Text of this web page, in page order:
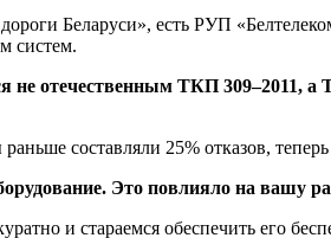
Беларуси», есть РУП
систем.
отечественным ТКП 309–2011,
составляли 25% отказов,
Это повлияло на вашу
и стараемся обеспечить его